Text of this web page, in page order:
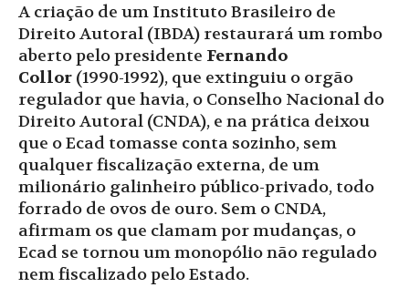
A criação de um Instituto Brasileiro de
Direito Autoral (IBDA) restaurará um rombo
aberto pelo presidente Fernando
Collor (1990-1992), que extinguiu o orgão
regulador que havia, o Conselho Nacional do
Direito Autoral (CNDA), e na prática deixou
que o Ecad tomasse conta sozinho, sem
qualquer fiscalização externa, de um
milionário galinheiro público-privado, todo
forrado de ovos de ouro. Sem o CNDA,
afirmam os que clamam por mudanças, o
Ecad se tornou um monopólio não regulado
nem fiscalizado pelo Estado.